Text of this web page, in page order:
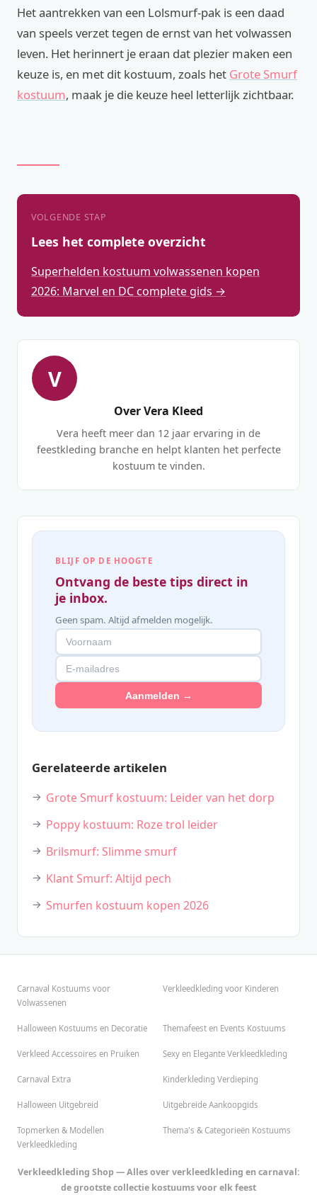
Het aantrekken van een Lolsmurf-pak is een daad
van speels verzet tegen de ernst van het volwassen
leven. Het herinnert je eraan dat plezier maken een
keuze is, en met dit kostuum, zoals het Grote Smurf
kostuum, maak je die keuze heel letterlijk zichtbaar.
VOLGENDE STAP
Lees het complete overzicht
Superhelden kostuum volwassenen kopen
2026: Marvel en DC complete gids →
V
Over Vera Kleed
Vera heeft meer dan 12 jaar ervaring in de
feestkleding branche en helpt klanten het perfecte
kostuum te vinden.
BLIJF OP DE HOOGTE
Ontvang de beste tips direct in
je inbox.
Geen spam. Altijd afmelden mogelijk.
Aanmelden →
Gerelateerde artikelen
Grote Smurf kostuum: Leider van het dorp
Poppy kostuum: Roze trol leider
Brilsmurf: Slimme smurf
Klant Smurf: Altijd pech
Smurfen kostuum kopen 2026
Carnaval Kostuums voor
Volwassenen
Verkleedkleding voor Kinderen
Halloween Kostuums en Decoratie Themafeest en Events Kostuums
Verkleed Accessoires en Pruiken Sexy en Elegante Verkleedkleding
Carnaval Extra Kinderkleding Verdieping
Halloween Uitgebreid Uitgebreide Aankoopgids
Topmerken & Modellen
Verkleedkleding
Thema's & Categorieën Kostuums
Verkleedkleding Shop — Alles over verkleedkleding en carnaval:
de grootste collectie kostuums voor elk feest